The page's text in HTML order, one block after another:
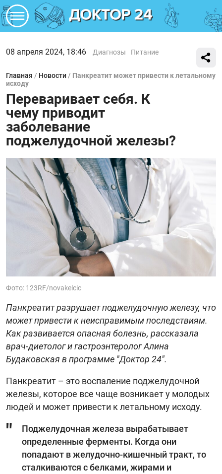
08 апреля 2024, 18:46 Диагнозы Питание
Главная / Новости / Панкреатит может привести к летальному
исходу
Переваривает себя. К
чему приводит
заболевание
поджелудочной железы?
Фото: 123RF/novakelcic
Панкреатит разрушает поджелудочную железу, что
может привести к неисправимым последствиям.
Как развивается опасная болезнь, рассказала
врач-диетолог и гастроэнтеролог Алина
Будаковская в программе "Доктор 24".
Панкреатит – это воспаление поджелудочной
железы, которое все чаще возникает у молодых
людей и может привести к летальному исходу.
Поджелудочная железа вырабатывает
определенные ферменты. Когда они
попадают в желудочно-кишечный тракт, то
сталкиваются с белками, жирами и